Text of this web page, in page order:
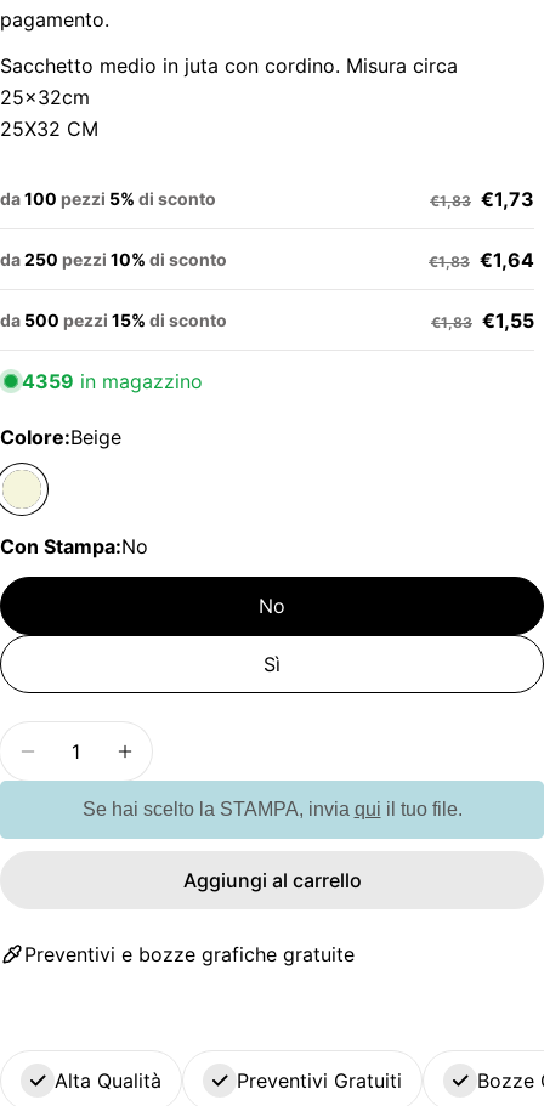
pagamento.
Sacchetto medio in juta con cordino. Misura circa
25x32cm
25X32 CM
da100 pezzi 5% di sconto €1,83 €1,73
da250 pezzi 10% di sconto €1,83 €1,64
da 500 pezzi 15% di sconto €1,83 €1,55
4359 in magazzino
Colore:Beige
Con Stampa:No
No
Sì
Diminuisci la quantità per GO9929 Sacchetto
Aumenta la quantità per GO9929
Se hai scelto la STAMPA, invia qui il tuo file.
Aggiungi al carrello
Preventivi e bozze grafiche gratuite
Alta Qualità Preventivi Gratuiti Bozze